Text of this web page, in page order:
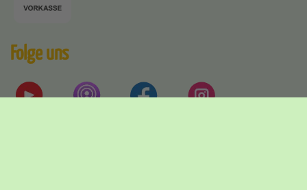
Folge uns